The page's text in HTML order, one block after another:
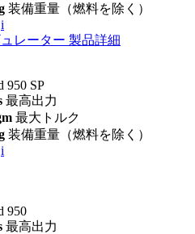
装備重量（燃料を除く）
i
レーター 製品詳細
950 SP
最高出力
最大トルク
装備重量（燃料を除く）
i
950
最高出力